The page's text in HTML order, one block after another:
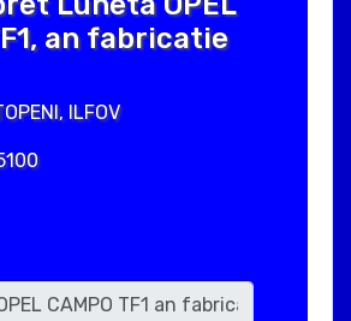
an fabricatie
ILFOV